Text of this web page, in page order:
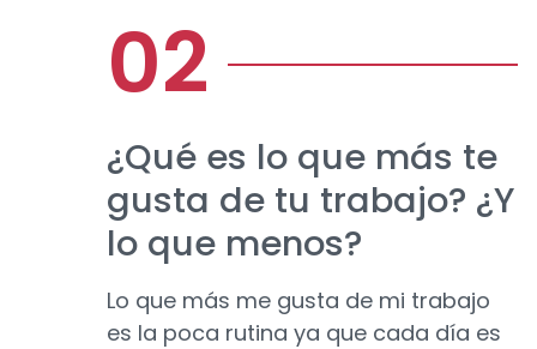
¿Qué es lo que más te
gusta de tu trabajo? ¿Y
lo que menos?
Lo que más me gusta de mi trabajo
es la poca rutina ya que cada día es